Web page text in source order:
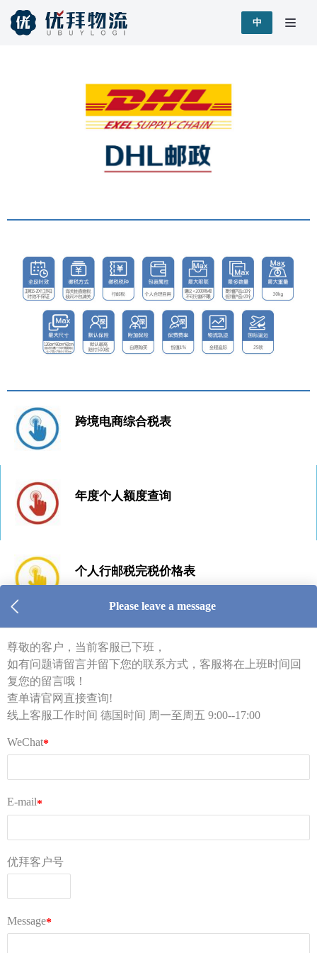
跳
至
中
跨境电商综合税表
年度个人额度查询
个人行邮税完税价格表
仓库及线上客服工作时间 周一至周五 9:00-18:00
Tel：0213 1206 1981（德国仓库，只受理库内异常件
查询）
客服部邮箱 kf@ubuylogi.com
发票请自行在网站用户中心-我的账户-账单及出口证
明下载
© 广州优拜科技有限公司